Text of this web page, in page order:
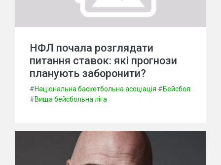
НФЛ почала розглядати
питання ставок: які прогнози
планують заборонити?
#Національна баскетбольна асоціація #Бейсбол
#Вища бейсбольна ліга